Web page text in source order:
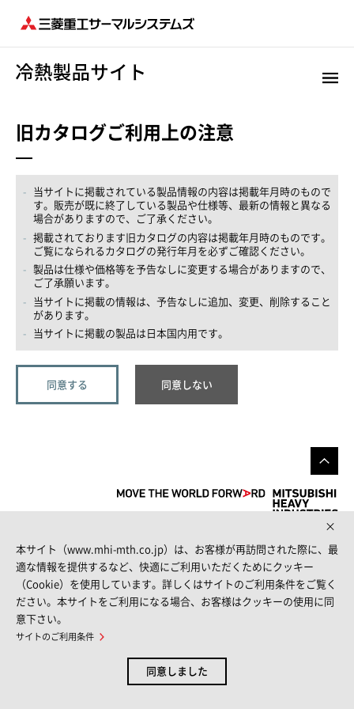
旧カタログご利用上の注意
当サイトに掲載されている製品情報の内容は掲載年月時のもので
す。販売が既に終了している製品や仕様等、最新の情報と異なる
場合がありますので、ご了承ください。
掲載されております旧カタログの内容は掲載年月時のものです。
ご覧になられるカタログの発行年月を必ずご確認ください。
製品は仕様や価格等を予告なしに変更する場合がありますので、
ご了承願います。
当サイトに掲載の情報は、予告なしに追加、変更、削除すること
があります。
当サイトに掲載の製品は日本国内用です。
FOLLOW US
© MITSUBISHI HEAVY INDUSTRIES THERMAL SYSTEMS, LTD.
本サイト（www.mhi-mth.co.jp）は、お客様が再訪問された際に、最
適な情報を提供するなど、快適にご利用いただくためにクッキー
（Cookie）を使用しています。詳しくはサイトのご利用条件をご覧く
ださい。本サイトをご利用になる場合、お客様はクッキーの使用に同
意下さい。
サイトのご利用条件
同意しました